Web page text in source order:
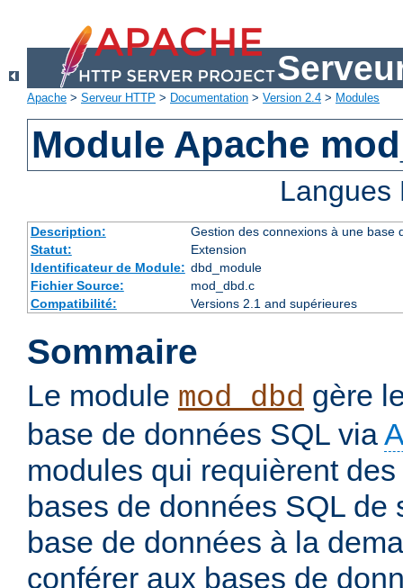
Apache > Serveur HTTP > Documentation > Version 2.4 > Modules
Module Apache
Description:
Gestion des connexions à une base
Statut:
Extension
Identificateur de Module: dbd_module
Fichier Source:
mod_dbd.c
Compatibilité:
Versions 2.1 and supérieures
Sommaire
Le module mod_dbd gère
base de données SQL via
modules qui requièrent
bases de données SQL de
base de données à la
conférer aux bases de